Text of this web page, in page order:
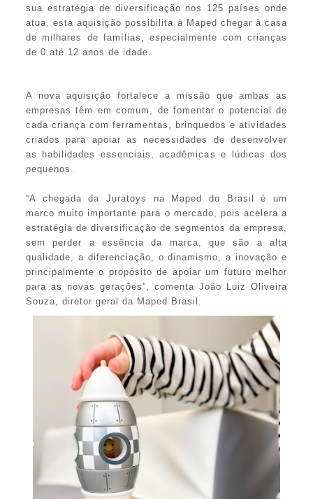
sua estratégia de diversificação nos 125 países onde
atua, esta aquisição possibilita à Maped chegar à casa
de milhares de famílias, especialmente com crianças
de 0 até 12 anos de idade.
A nova aquisição fortalece a missão que ambas as
empresas têm em comum, de fomentar o potencial de
cada criança com ferramentas, brinquedos e atividades
criados para apoiar as necessidades de desenvolver
as habilidades essenciais, acadêmicas e lúdicas dos
pequenos.
“A chegada da Juratoys na Maped do Brasil é um
marco muito importante para o mercado, pois acelera a
estratégia de diversificação de segmentos da empresa,
sem perder a essência da marca, que são a alta
qualidade, a diferenciação, o dinamismo, a inovação e
principalmente o propósito de apoiar um futuro melhor
para as novas gerações”, comenta João Luiz Oliveira
Souza, diretor geral da Maped Brasil.